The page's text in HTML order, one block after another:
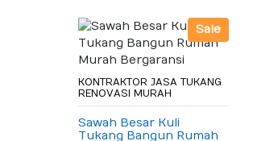
Sale
KONTRAKTOR JASA TUKANG
RENOVASI MURAH
Sawah Besar Kuli
Tukang Bangun Rumah